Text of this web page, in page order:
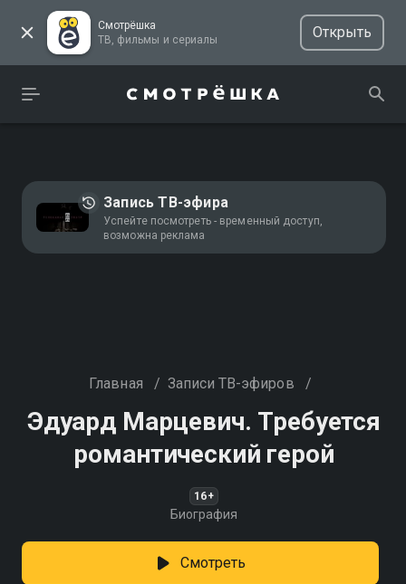
Смотрёшка
ТВ, фильмы и сериалы
Открыть
Запись ТВ-эфира
Успейте посмотреть - временный доступ,
возможна реклама
Главная / Записи ТВ-эфиров /
Эдуард Марцевич. Требуется
романтический герой
16+
Биография
Смотреть